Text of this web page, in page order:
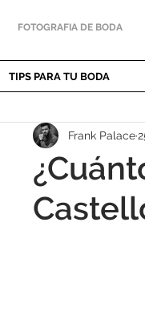
FOTOGRAFIA DE BODA
TIPS PARA TU BODA
Frank Palace